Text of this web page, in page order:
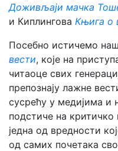
Доживљаји мачка
и Киплингова Књига о
Посебно истичемо
вести, које на
читаоце свих
препознају лажне
сусрећу у медијима и
подстиче на
једна од вредности
од самих почетака